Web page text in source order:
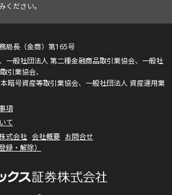
ください。
局長（金商）第165号
一般社団法人 第二種金融商品取引業協会、一般社
引業協会、
暗号資産等取引業協会、一般社団法人 資産運用業
項
て
式会社 会社概要 お問合せ
録・解除）